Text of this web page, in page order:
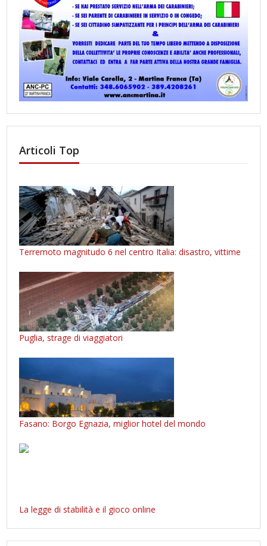
Articoli Top
Terremoto magnitudo 6 nel centro Italia: disastro, vittime
Puglia, strage di viaggiatori
Fasano: Borgo Egnazia, miglior hotel del mondo
La legge di stabilità e il gioco online